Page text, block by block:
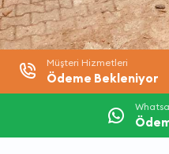
Müşteri Hizmetleri
Ödeme Bekleniyor